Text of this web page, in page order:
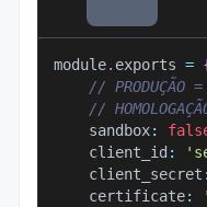
module. exports =
// PRODUÇÃO
//
sandbox:
client_id :
client_secret :
certificate: